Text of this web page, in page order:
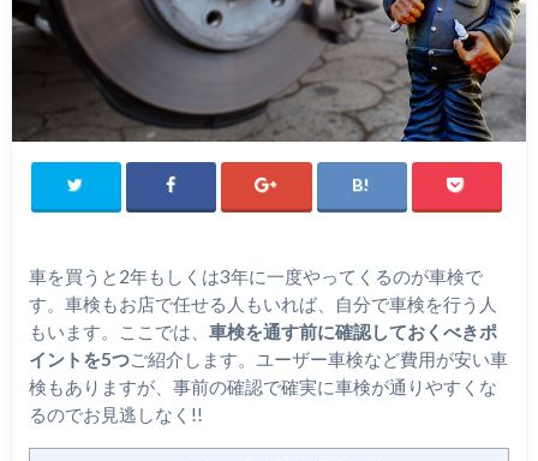
車を買うと2年もしくは3年に一度やってくるのが車検で
す。 車検もお店で任せる人もいれば、自分で車検を行う人
もいます。
ここでは、 車検を通す前に確認しておくべきポ
イントを5つご紹介します。ユーザー車検など費用が安い車
検もありますが、事前の確認で確実に車検が通りやすくな
るのでお見逃しなく!!